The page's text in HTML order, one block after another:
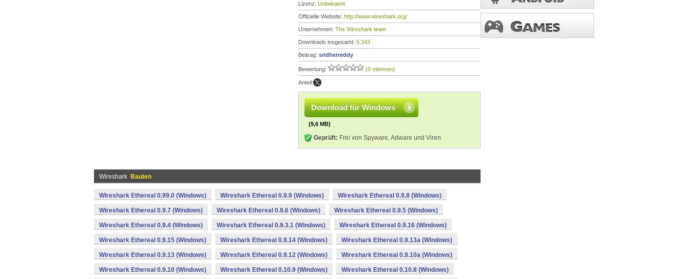
Lizenz: Unbekannt
Offizielle Website: http://www.wireshark.org/
Unternehmen: The Wireshark team
Downloads insgesamt: 5.343
Beitrag: sridherreddy
Bewertung: (0 stimmen)
Anteil:
Download für Windows
(9,6 MB)
Geprüft: Frei von Spyware, Adware und Viren
Wireshark Bauten
Wireshark Ethereal 0.99.0 (Windows) Wireshark Ethereal 0.9.9 (Windows) Wireshark Ethereal 0.9.8 (Windows)
Wireshark Ethereal 0.9.7 (Windows) Wireshark Ethereal 0.9.6 (Windows) Wireshark Ethereal 0.9.5 (Windows)
Wireshark Ethereal 0.9.4 (Windows) Wireshark Ethereal 0.9.3.1 (Windows) Wireshark Ethereal 0.9.16 (Windows)
Wireshark Ethereal 0.9.15 (Windows) Wireshark Ethereal 0.9.14 (Windows) Wireshark Ethereal 0.9.13a (Windows)
Wireshark Ethereal 0.9.13 (Windows) Wireshark Ethereal 0.9.12 (Windows) Wireshark Ethereal 0.9.10a (Windows)
Wireshark Ethereal 0.9.10 (Windows) Wireshark Ethereal 0.10.9 (Windows) Wireshark Ethereal 0.10.8 (Windows)